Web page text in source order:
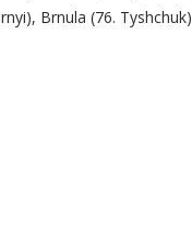
Brnula (76. Tyshchuk)